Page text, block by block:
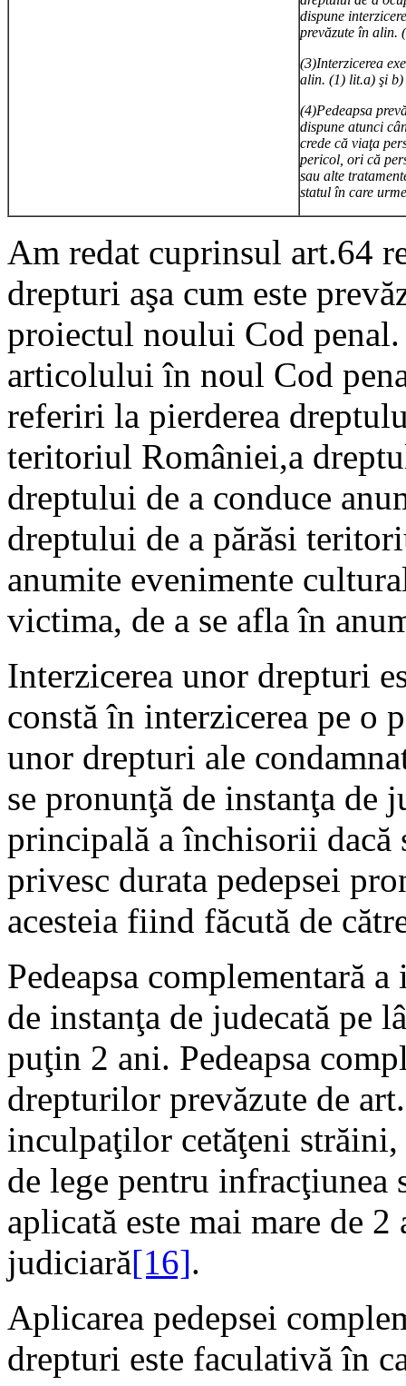
dispune
prevăzute în alin.
(3)Interzicerea
alin. (1) lit.a) şi b)
(4)Pedeapsa
dispune atunci
crede că viaţa
pericol, ori că
sau alte
statul în care
Am redat cuprinsul art.64
drepturi aşa cum este
proiectul noului Cod
articolului în noul Cod
referiri la pierderea
teritoriul României,a
dreptului de a conduce
dreptului de a părăsi
anumite evenimente
victima, de a se afla în
Interzicerea unor drepturi
constă în interzicerea pe o
unor drepturi ale
se pronunţă de instanţa de
principală a închisorii
privesc durata pedepsei
acesteia fiind făcută de
Pedeapsa complementară
de instanţa de judecată pe
puţin 2 ani. Pedeapsa
drepturilor prevăzute de
inculpaţilor cetăţeni străini,
de lege pentru infracţiunea
aplicată este mai mare de
judiciară[16].
Aplicarea pedepsei
drepturi este faculativă în